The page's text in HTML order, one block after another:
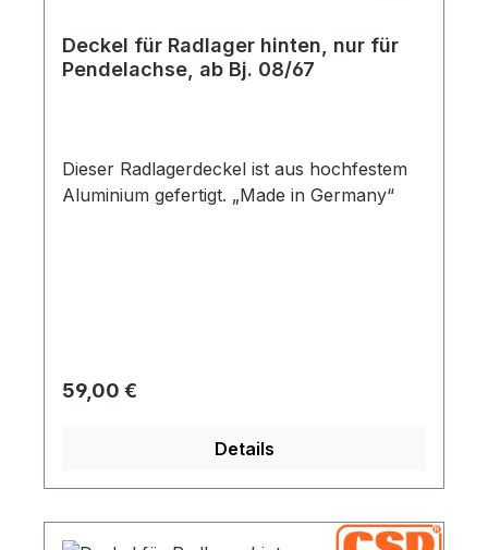
Deckel für Radlager hinten, nur für
Pendelachse, ab Bj. 08/67
Dieser Radlagerdeckel ist aus hochfestem
Aluminium gefertigt. „Made in Germany“
Regulärer Preis:
59,00 €
Details